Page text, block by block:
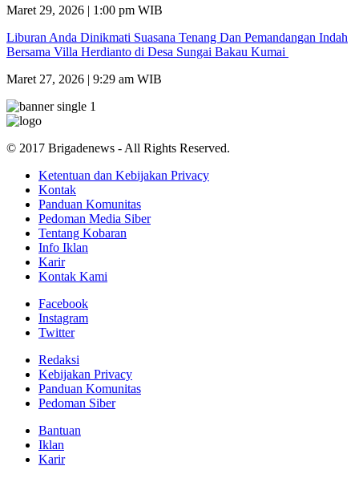
Maret 29, 2026 | 1:00 pm WIB
Liburan Anda Dinikmati Suasana Tenang Dan Pemandangan Indah
Bersama Villa Herdianto di Desa Sungai Bakau Kumai
Maret 27, 2026 | 9:29 am WIB
© 2017 Brigadenews - All Rights Reserved.
Ketentuan dan Kebijakan Privacy
Kontak
Panduan Komunitas
Pedoman Media Siber
Tentang Kobaran
Info Iklan
Karir
Kontak Kami
Facebook
Instagram
Twitter
Redaksi
Kebijakan Privacy
Panduan Komunitas
Pedoman Siber
Bantuan
Iklan
Karir